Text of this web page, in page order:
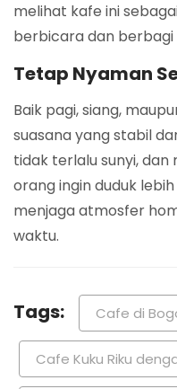
melihat kafe ini
berbicara dan berbagi
Tetap Nyaman
Baik pagi, siang,
suasana yang stabil
tidak terlalu sunyi,
orang ingin duduk
menjaga atmosfer
waktu.
Tags: Cafe di
Cafe Kuku Riku